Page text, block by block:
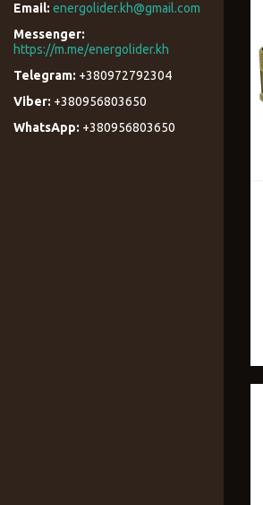
energolider.kh@gmail.com
https://m.me/energolider.kh
+380972792304
+380956803650
+380956803650